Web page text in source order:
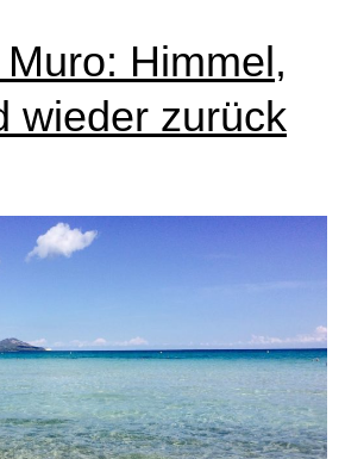
Himmel,
wieder zurück